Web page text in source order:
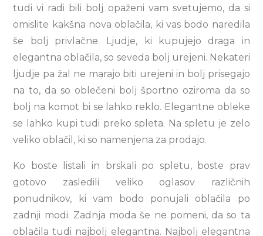
tudi vi radi bili bolj opaženi vam svetujemo, da si
omislite kakšna nova oblačila, ki vas bodo naredila
še bolj privlačne. Ljudje, ki kupujejo draga in
elegantna oblačila, so seveda bolj urejeni. Nekateri
ljudje pa žal ne marajo biti urejeni in bolj prisegajo
na to, da so oblečeni bolj športno oziroma da so
bolj na komot bi se lahko reklo. Elegantne obleke
se lahko kupi tudi preko spleta. Na spletu je zelo
veliko oblačil, ki so namenjena za prodajo.
Ko boste listali in brskali po spletu, boste prav
gotovo zasledili veliko oglasov različnih
ponudnikov, ki vam bodo ponujali oblačila po
zadnji modi. Zadnja moda še ne pomeni, da so ta
oblačila tudi najbolj elegantna. Najbolj elegantna